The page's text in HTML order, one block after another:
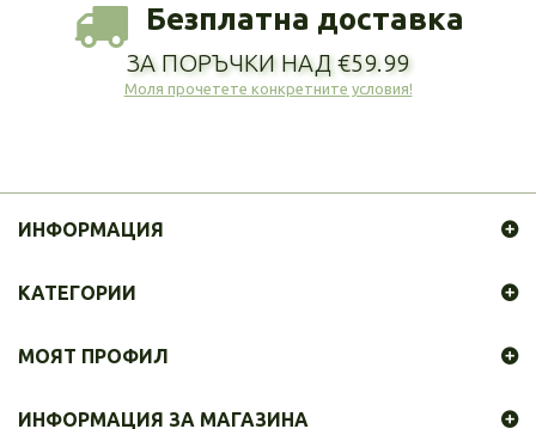
Безплатна доставка
ЗА ПОРЪЧКИ НАД €59.99
Моля прочетете конкретните условия!
ИНФОРМАЦИЯ
КАТЕГОРИИ
МОЯТ ПРОФИЛ
ИНФОРМАЦИЯ ЗА МАГАЗИНА